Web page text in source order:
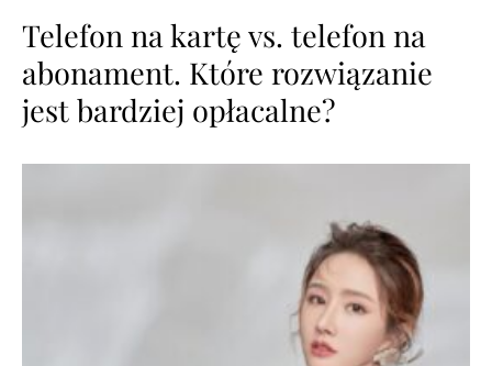
Telefon na kartę vs. telefon na
abonament. Które rozwiązanie
jest bardziej opłacalne?